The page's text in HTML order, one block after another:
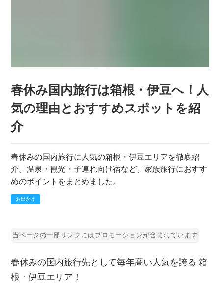
春休み国内旅行は箱根・伊豆へ！人
気の理由とおすすめスポットを紹
介
春休みの国内旅行に人気の箱根・伊豆エリアを徹底紹
介。温泉・観光・子連れ向け宿など、家族旅行におすす
めのポイントをまとめました。
お出かけ
春休みの国内旅行先として毎年高い人気を誇る 箱
根・伊豆エリア！